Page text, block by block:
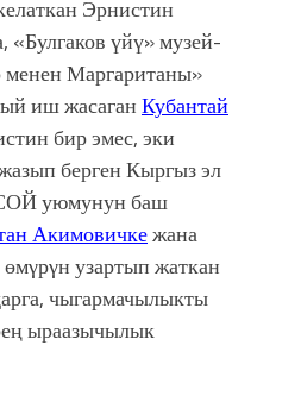
Эрнистин
үйү» музей-
Маргаританы»
иш жасаганКубантай
бир эмес, эки
берген Кыргыз эл
уюмунун баш
Акимовичкежана
узартып жаткан
чыгармачылыкты
ыраазычылык